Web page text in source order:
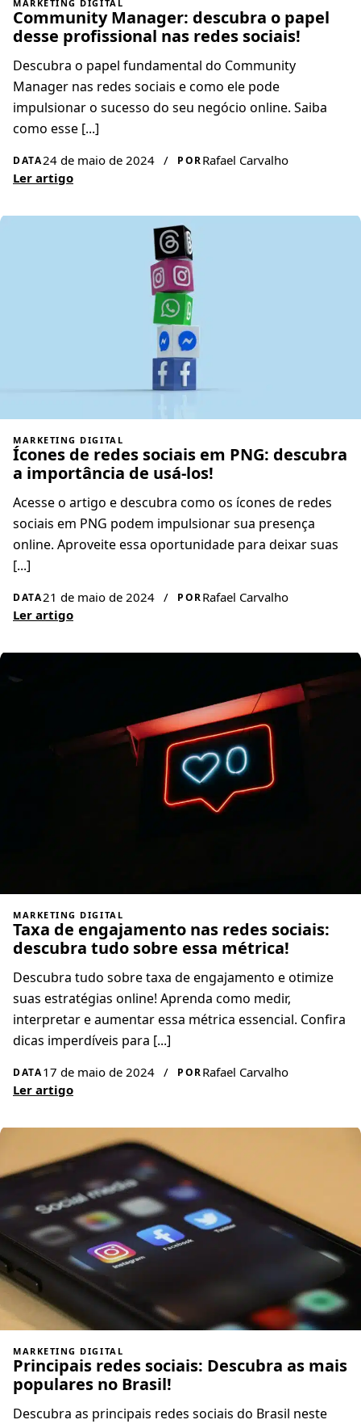
MARKETING DIGITAL
Community Manager: descubra o papel
desse profissional nas redes sociais!
Descubra o papel fundamental do Community
Manager nas redes sociais e como ele pode
impulsionar o sucesso do seu negócio online. Saiba
como esse [...]
DATA24 de maio de 2024 / PORRafael Carvalho
Ler artigo
MARKETING DIGITAL
Ícones de redes sociais em PNG: descubra
a importância de usá-los!
Acesse o artigo e descubra como os ícones de redes
sociais em PNG podem impulsionar sua presença
online. Aproveite essa oportunidade para deixar suas
[...]
DATA21 de maio de 2024 / PORRafael Carvalho
Ler artigo
MARKETING DIGITAL
Taxa de engajamento nas redes sociais:
descubra tudo sobre essa métrica!
Descubra tudo sobre taxa de engajamento e otimize
suas estratégias online! Aprenda como medir,
interpretar e aumentar essa métrica essencial. Confira
dicas imperdíveis para [...]
DATA17 de maio de 2024 / PORRafael Carvalho
Ler artigo
MARKETING DIGITAL
Principais redes sociais: Descubra as mais
populares no Brasil!
Descubra as principais redes sociais do Brasil neste